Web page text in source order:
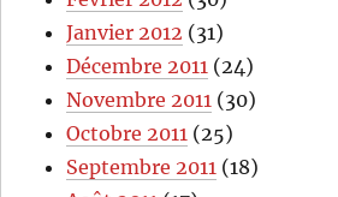
Janvier 2012 (31)
Décembre 2011 (24)
Novembre 2011 (30)
Octobre 2011 (25)
Septembre 2011 (18)